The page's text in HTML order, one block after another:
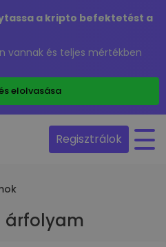
a kripto befektetést a
vannak és teljes mértékben
elolvasása
Regisztrálok
árfolyam